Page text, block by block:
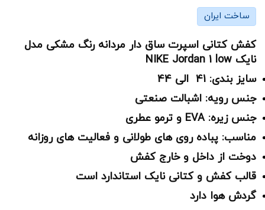
ساخت ایران
کفش کتانی اسپرت ساق دار مردانه رنگ مشکی مدل
نایک NIKE Jordan 1 low
سایز بندی: 41 الی 44
جنس رویه: اشبالت صنعتی
جنس زیره: EVA و ترمو عطری
مناسب: پباده روی های طولانی و فعالیت های روزانه
دوخت از داخل و خارج کفش
قالب کفش و کتانی نایک استاندارد است
گردش هوا دارد